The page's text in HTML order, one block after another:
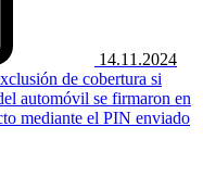
14.11.2024